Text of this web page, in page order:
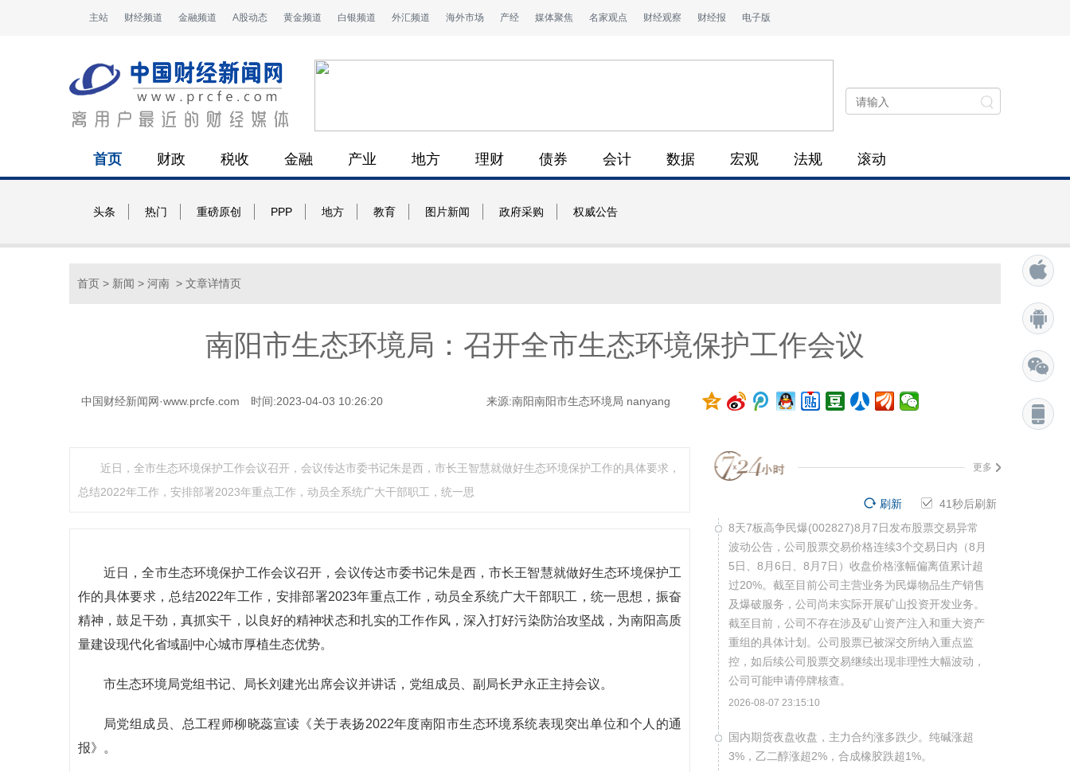
主站 财经频道 金融频道 A股动态 黄金频道 白银频道 外汇频道 海外市场 产经 媒体聚焦 名家观点 财经观察 财经报 电子版
首页 财政 税收 金融 产业 地方 理财 债券 会计 数据 宏观 法规 滚动
头条 热门 重磅原创 PPP 地方 教育 图片新闻 政府采购 权威公告
首页 > 新闻 > 河南 > 文章详情页
南阳市生态环境局：召开全市生态环境保护工作会议
中国财经新闻网·www.prcfe.com 时间:2023-04-03 10:26:20 来源:南阳南阳市生态环境局 nanyang
近日，全市生态环境保护工作会议召开，会议传达市委书记朱是西，市长王智慧就做好生态环境保护工作的具体要求，
总结2022年工作，安排部署2023年重点工作，动员全系统广大干部职工，统一思
近日，全市生态环境保护工作会议召开，会议传达市委书记朱是西，市长王智慧就做好生态环境保护工
作的具体要求，总结2022年工作，安排部署2023年重点工作，动员全系统广大干部职工，统一思想，振奋
精神，鼓足干劲，真抓实干，以良好的精神状态和扎实的工作作风，深入打好污染防治攻坚战，为南阳高质
量建设现代化省域副中心城市厚植生态优势。
市生态环境局党组书记、局长刘建光出席会议并讲话，党组成员、副局长尹永正主持会议。
局党组成员、总工程师柳晓蕊宣读《关于表扬2022年度南阳市生态环境系统表现突出单位和个人的通
报》。
更多
40秒后刷新
刷新
8天7板高争民爆(002827)8月7日发布股票交易异常
波动公告，公司股票交易价格连续3个交易日内（8月
5日、8月6日、8月7日）收盘价格涨幅偏离值累计超
过20%。截至目前公司主营业务为民爆物品生产销售
及爆破服务，公司尚未实际开展矿山投资开发业务。
截至目前，公司不存在涉及矿山资产注入和重大资产
重组的具体计划。公司股票已被深交所纳入重点监
控，如后续公司股票交易继续出现非理性大幅波动，
公司可能申请停牌核查。
2026-08-07 23:15:10
国内期货夜盘收盘，主力合约涨多跌少。纯碱涨超
3%，乙二醇涨超2%，合成橡胶跌超1%。